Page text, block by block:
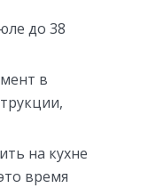
до 38
в
на кухне
время